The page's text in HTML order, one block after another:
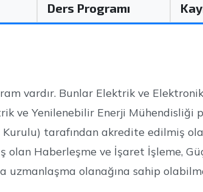
Ders Programı
vardır. Bunlar Elektrik ve
ve Yenilenebilir Enerji Mühendisliği
tarafından akredite edilmiş
Haberleşme ve İşaret İşleme,
uzmanlaşma olanağına sahip